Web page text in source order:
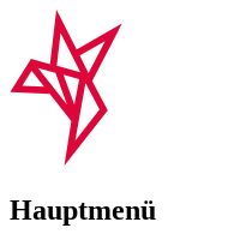
Hauptmenü